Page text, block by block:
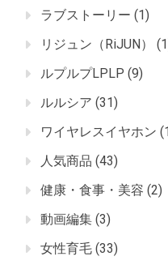
ラブストーリー (1)
リジュン（RiJUN）
ルプルプLPLP (9)
ルルシア (31)
ワイヤレスイヤホン
人気商品 (43)
健康・食事・美容 (2)
動画編集 (3)
女性育毛 (33)